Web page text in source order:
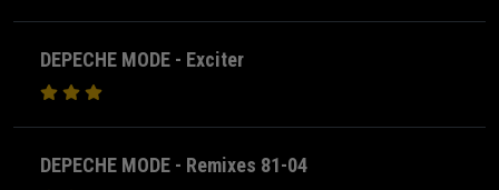
DEPECHE MODE - Exciter
DEPECHE MODE - Remixes 81-04